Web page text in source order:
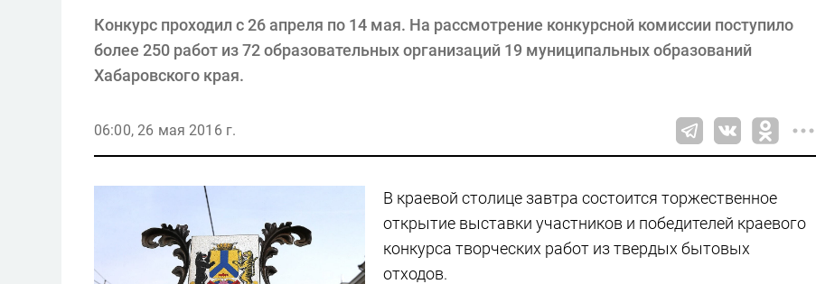
Конкурс проходил с 26 апреля по 14 мая. На рассмотрение конкурсной комиссии поступило
более 250 работ из 72 образовательных организаций 19 муниципальных образований
Хабаровского края.
06:00, 26 мая 2016 г.
В краевой столице завтра состоится торжественное
открытие выставки участников и победителей краевого
конкурса творческих работ из твердых бытовых
отходов.